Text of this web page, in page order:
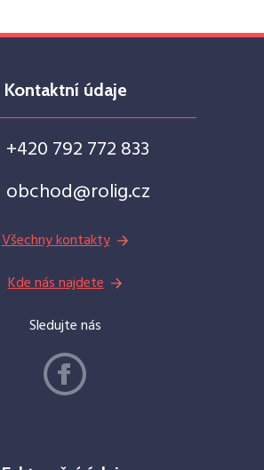
Kontaktní údaje
+420 792 772 833
obchod@rolig.cz
Všechny kontakty
Kde nás najdete
Sledujte nás